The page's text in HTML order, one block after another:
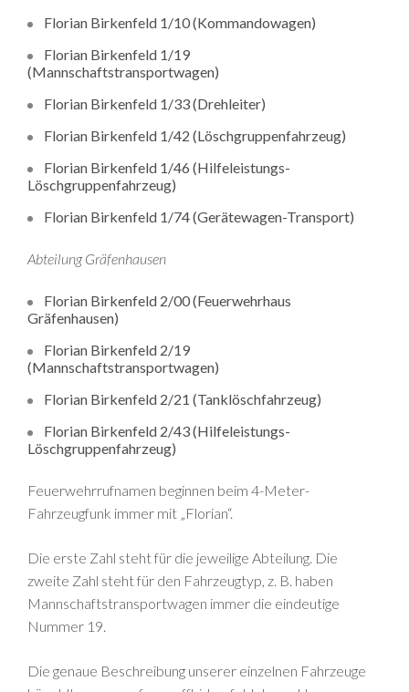
Florian Birkenfeld 1/10 (Kommandowagen)
Florian Birkenfeld 1/19
(Mannschaftstransportwagen)
Florian Birkenfeld 1/33 (Drehleiter)
Florian Birkenfeld 1/42 (Löschgruppenfahrzeug)
Florian Birkenfeld 1/46 (Hilfeleistungs-
Löschgruppenfahrzeug)
Florian Birkenfeld 1/74 (Gerätewagen-Transport)
Abteilung Gräfenhausen
Florian Birkenfeld 2/00 (Feuerwehrhaus
Gräfenhausen)
Florian Birkenfeld 2/19
(Mannschaftstransportwagen)
Florian Birkenfeld 2/21 (Tanklöschfahrzeug)
Florian Birkenfeld 2/43 (Hilfeleistungs-
Löschgruppenfahrzeug)
Feuerwehrrufnamen beginnen beim 4-Meter-
Fahrzeugfunk immer mit „Florian“.
Die erste Zahl steht für die jeweilige Abteilung. Die
zweite Zahl steht für den Fahrzeugtyp, z. B. haben
Mannschaftstransportwagen immer die eindeutige
Nummer 19.
Die genaue Beschreibung unserer einzelnen Fahrzeuge